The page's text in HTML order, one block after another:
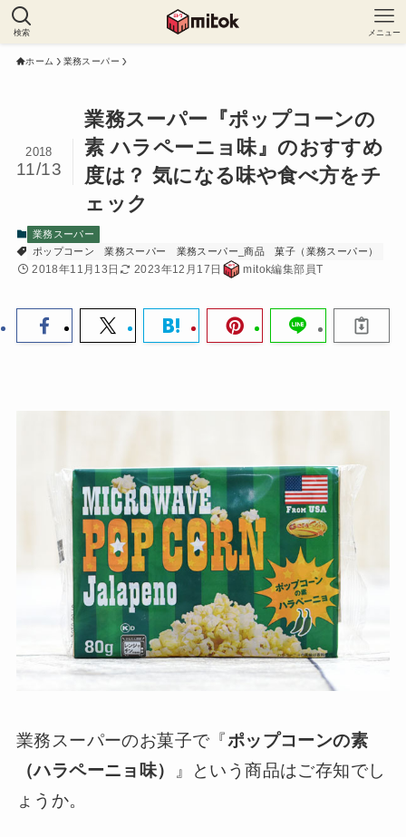
検索 メニュー
ホーム 業務スーパー
業務スーパー『ポップコーンの
素 ハラペーニョ味』のおすすめ
度は？ 気になる味や食べ方をチ
ェック
2018
11/13
業務スーパー
ポップコーン
業務スーパー 業務スーパー_商品 菓子（業務スーパー）
2018年11月13日 2023年12月17日 mitok編集部員T
業務スーパーのお菓子で『ポップコーンの素
（ハラペーニョ味）
』という商品はご存知でし
ょうか。